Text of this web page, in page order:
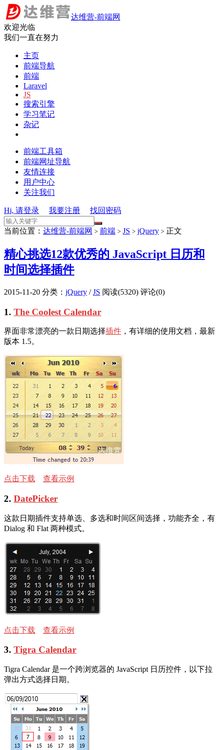
达维营-前端网
欢迎光临
我们一直在努力
主页
前端导航
前端
Laravel
JS
搜索引擎
学习笔记
杂记
前端工具箱
前端网址导航
友情连接
用户中心
关注我们
Hi, 请登录 我要注册 找回密码
当前位置： 达维营-前端网 > 前端 > JS > jQuery > 正文
精心挑选12款优秀的 JavaScript 日历和
时间选择插件
2015-11-20 分类： jQuery /JS 阅读(5320) 评论(0)
1. The Coolest Calendar
界面非常漂亮的一款日期选择插件 ，有详细的使用文档，最新
版本 1.5。
点击下载 查看示例
2. DatePicker
这款日期插件支持单选、多选和时间区间选择，功能齐全，有
Dialog 和 Flat 两种模式。
点击下载 查看示例
3. Tigra Calendar
Tigra Calendar 是一个跨浏览器的 JavaScript 日历控件，以下拉
弹出方式选择日期。